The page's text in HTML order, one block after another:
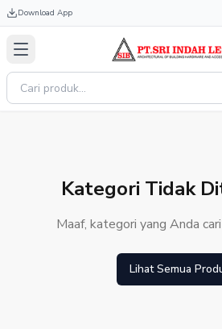
Download App
Kategori Tidak
Maaf, kategori yang Anda
Lihat Semua